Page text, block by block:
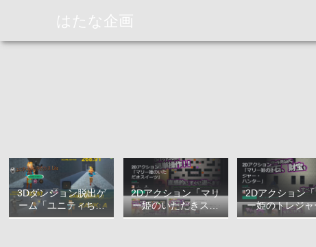
はたな企画
3Dダンジョン脱出ゲ
ーム「ユニティちゃ
んラビリンス Lite」
2Dアクション「マリ
ー姫のいただきスイ
ーツ」について
2Dアクション「
ー姫のトレジャ
ハンター」につ